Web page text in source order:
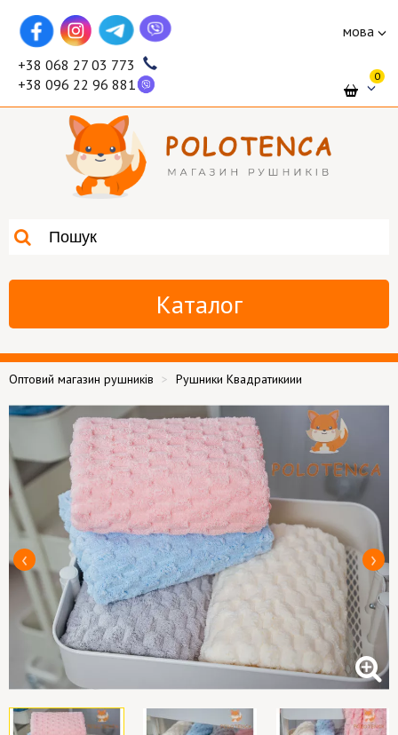
мова
+38 068 27 03 773
+38 096 22 96 881
0
Каталог
Оптовий магазин рушників Рушники Квадратикиии